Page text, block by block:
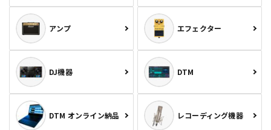
アンプ エフェクター
DJ機器 DTM
DTM オンライン納品 レコーディング機器